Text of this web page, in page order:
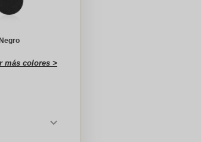
Negro
más colores >